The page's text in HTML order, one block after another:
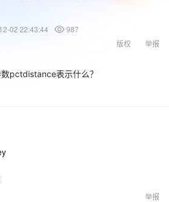
02 22:43:44
987
举报
版权
pctdistance表示什么？
举报